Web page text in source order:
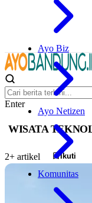
Ayo Biz
Ayo Netizen
Komunitas
Enter
WISATA
2+ artikel Ikuti